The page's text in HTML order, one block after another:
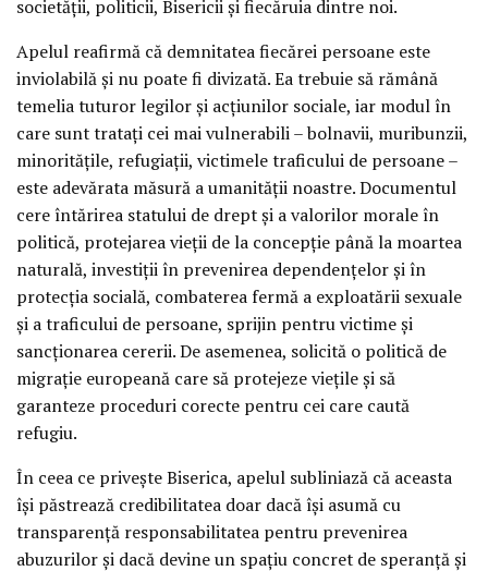
societății, politicii, Bisericii și fiecăruia dintre noi.
Apelul reafirmă că demnitatea fiecărei persoane este
inviolabilă și nu poate fi divizată. Ea trebuie să rămână
temelia tuturor legilor și acțiunilor sociale, iar modul în
care sunt tratați cei mai vulnerabili – bolnavii, muribunzii,
minoritățile, refugiații, victimele traficului de persoane –
este adevărata măsură a umanității noastre. Documentul
cere întărirea statului de drept și a valorilor morale în
politică, protejarea vieții de la concepție până la moartea
naturală, investiții în prevenirea dependențelor și în
protecția socială, combaterea fermă a exploatării sexuale
și a traficului de persoane, sprijin pentru victime și
sancționarea cererii. De asemenea, solicită o politică de
migrație europeană care să protejeze viețile și să
garanteze proceduri corecte pentru cei care caută
refugiu.
În ceea ce privește Biserica, apelul subliniază că aceasta
își păstrează credibilitatea doar dacă își asumă cu
transparență responsabilitatea pentru prevenirea
abuzurilor și dacă devine un spațiu concret de speranță și